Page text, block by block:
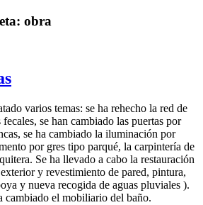
obra
varios temas: se ha rehecho la red de
se han cambiado las puertas por
se ha cambiado la iluminación por
por gres tipo parqué, la carpintería de
Se ha llevado a cabo la restauración
y revestimiento de pared, pintura,
y nueva recogida de aguas pluviales ).
cambiado el mobiliario del baño.